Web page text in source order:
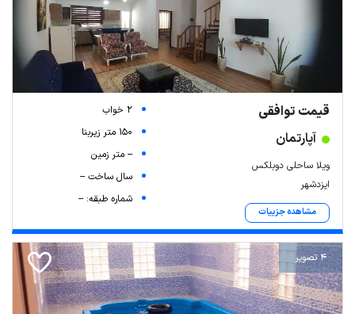
قیمت توافقی
آپارتمان
ویلا ساحلی دوبلکس
ایزدشهر
مشاهده جزییات
2 خواب
150 متر زیربنا
-- متر زمین
سال ساخت --
شماره طبقه: --
4 تصویر